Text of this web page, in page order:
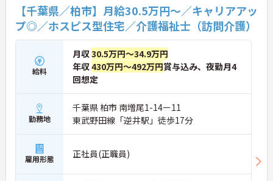
★おすすめPOINT★
【「看取り・難病ケアのプロ」として成長できる環
境が整っています】
・がん末期・神経難病の方に特化したホスピス型住
宅ならではの専門的なスキルを、日常業務の中で習
得することができます
・入社時は先輩スタッフの同行訪問からスタートす
るため、訪問介護未経験の方も安心して業務に慣れ
ることができます
・訪問診療医と24時間連携し、チームで看取りに取
り組む体制が整っているため、「看取りのプロ」と
して他施設では得られない経験を積むことができま
【頑張りがしっかり給与・評価に反映される職場で
す】
【千葉県／柏市】月給30.5万円～／キャリアアッ
プ◎／ホスピス型住宅／介護福祉士（訪問介護）
給料
月収30.5万円～34.9万円
年収430万円～492万円賞与込み、夜勤月4
回想定
勤務地
千葉県 柏市 南増尾1-14ー11
東武野田線「逆井駅」徒歩17分
雇用形態 正社員(正職員)